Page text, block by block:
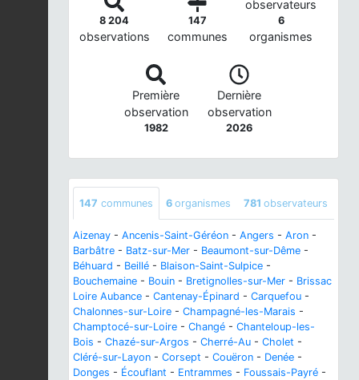
8 204
observations
147
communes
observateurs
6
organismes
Première
observation
1982
Dernière
observation
2026
147 communes 6 organismes 781 observateurs
Aizenay - Ancenis-Saint-Géréon - Angers - Aron -
Barbâtre - Batz-sur-Mer - Beaumont-sur-Dême -
Béhuard - Beillé - Blaison-Saint-Sulpice -
Bouchemaine - Bouin - Bretignolles-sur-Mer - Brissac
Loire Aubance - Cantenay-Épinard - Carquefou -
Chalonnes-sur-Loire - Champagné-les-Marais -
Champtocé-sur-Loire - Changé - Chanteloup-les-
Bois - Chazé-sur-Argos - Cherré-Au - Cholet -
Cléré-sur-Layon - Corsept - Couëron - Denée -
Donges - Écouflant - Entrammes - Foussais-Payré -